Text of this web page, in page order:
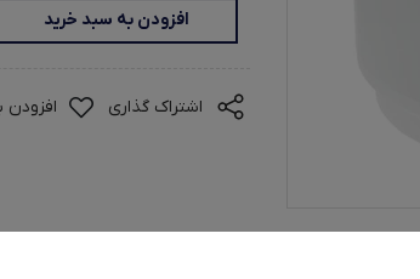
افزودن به سبد خرید
اشتراک گذاری افزودن